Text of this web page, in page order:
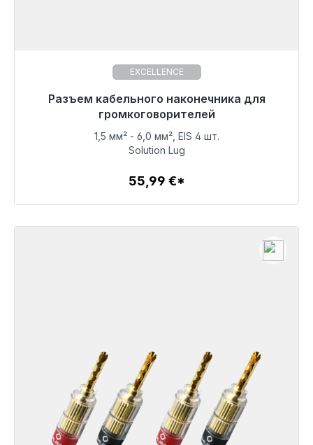
EXCELLENCE
Разъем кабельного наконечника для
громкоговорителей
Готовы к немедленной отправке, срок поставки
48 часов*
55,99 €
Детали
1,5 мм² - 6,0 мм², EIS 4 шт.
Solution Lug
55,99 €*